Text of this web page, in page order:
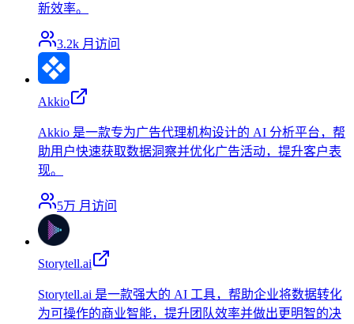
新效率。
3.2k 月访问
Akkio
Akkio 是一款专为广告代理机构设计的 AI 分析平台，帮
助用户快速获取数据洞察并优化广告活动，提升客户表
现。
5万 月访问
Storytell.ai
Storytell.ai 是一款强大的 AI 工具，帮助企业将数据转化
为可操作的商业智能，提升团队效率并做出更明智的决